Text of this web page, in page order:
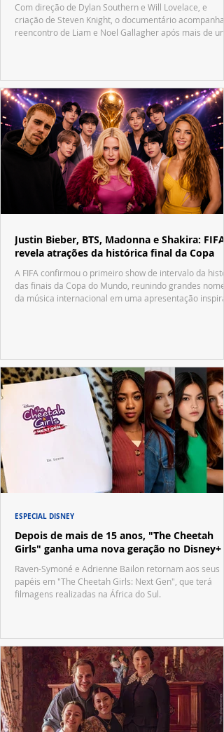
Com direção de Dylan Southern e Will Lovelace, e
criação de Steven Knight, o documentário acompanha
reencontro de Liam e Noel Gallagher após mais de
Justin Bieber, BTS, Madonna e Shakira: FIFA
revela atrações da histórica final da Copa
A FIFA confirmou o primeiro show de intervalo da
das finais da Copa do Mundo, reunindo grandes nomes
da música internacional em uma apresentação
Depois de mais de 15 anos, "The Cheetah
Girls" ganha uma nova geração no Disney+
Raven-Symoné e Adrienne Bailon retornam aos seus
papéis em "The Cheetah Girls: Next Gen", que terá
filmagens realizadas na África do Sul.
ESPECIAL DISNEY